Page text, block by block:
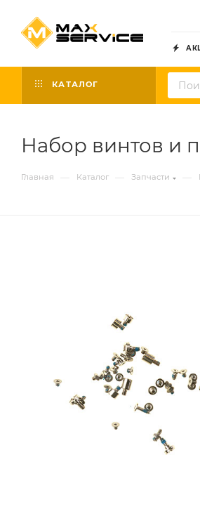
КАТАЛОГ
Набор винтов и
Главная — Каталог — Запчасти —